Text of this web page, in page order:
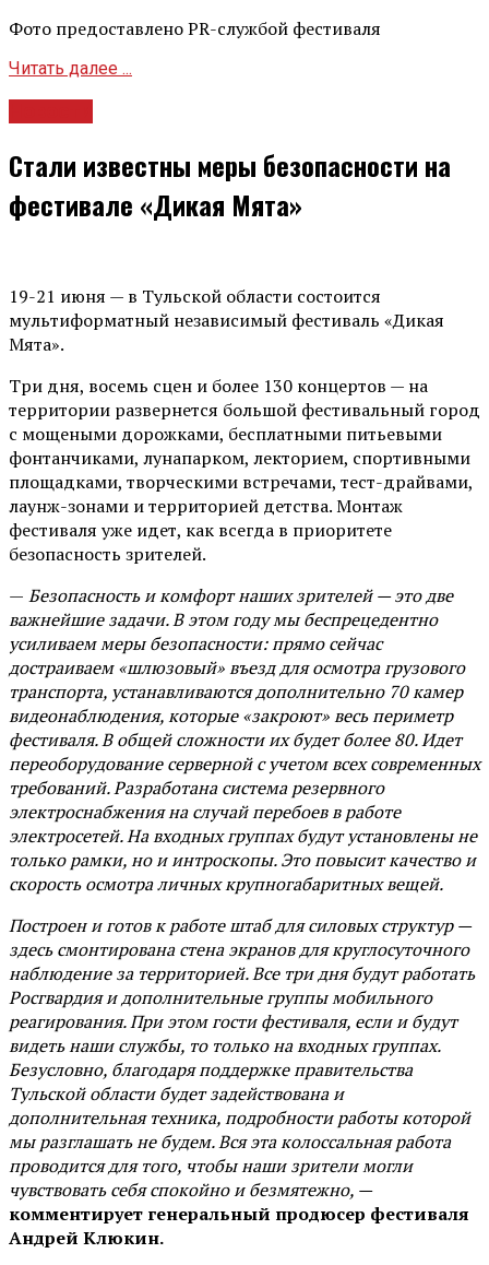
Фото предоставлено PR-службой фестиваля
Читать далее ...
Стали известны меры безопасности на
фестивале «Дикая Мята»
19-21 июня — в Тульской области состоится
мультиформатный независимый фестиваль «Дикая
Мята».
Три дня, восемь сцен и более 130 концертов — на
территории развернется большой фестивальный город
с мощеными дорожками, бесплатными питьевыми
фонтанчиками, лунапарком, лекторием, спортивными
площадками, творческими встречами, тест-драйвами,
лаунж-зонами и территорией детства. Монтаж
фестиваля уже идет, как всегда в приоритете
безопасность зрителей.
— Безопасность и комфорт наших зрителей — это две
важнейшие задачи. В этом году мы беспрецедентно
усиливаем меры безопасности: прямо сейчас
достраиваем «шлюзовый» въезд для осмотра грузового
транспорта, устанавливаются дополнительно 70 камер
видеонаблюдения, которые «закроют» весь периметр
фестиваля. В общей сложности их будет более 80. Идет
переоборудование серверной с учетом всех современных
требований. Разработана система резервного
электроснабжения на случай перебоев в работе
электросетей. На входных группах будут установлены не
только рамки, но и интроскопы. Это повысит качество и
скорость осмотра личных крупногабаритных вещей.
Построен и готов к работе штаб для силовых структур —
здесь смонтирована стена экранов для круглосуточного
наблюдение за территорией. Все три дня будут работать
Росгвардия и дополнительные группы мобильного
реагирования. При этом гости фестиваля, если и будут
видеть наши службы, то только на входных группах.
Безусловно, благодаря поддержке правительства
Тульской области будет задействована и
дополнительная техника, подробности работы которой
мы разглашать не будем. Вся эта колоссальная работа
проводится для того, чтобы наши зрители могли
чувствовать себя спокойно и безмятежно, —
комментирует генеральный продюсер фестиваля
Андрей Клюкин.